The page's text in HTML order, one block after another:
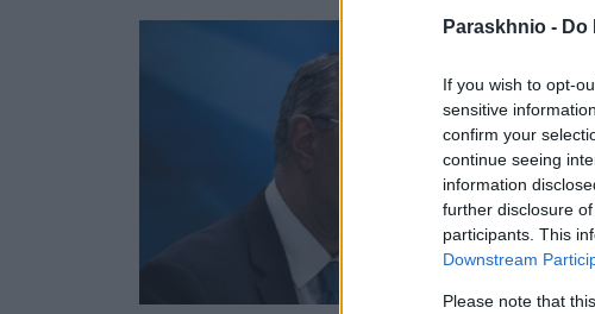
Paraskhnio - Do
If you wish to opt-
sensitive
confirm your
continue seeing
information
further disclosure
participants. This
Downstream
Please note that